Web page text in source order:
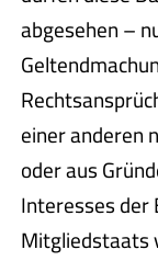
abgesehen –
einer anderen
oder aus
Interesses der
Mitgliedstaats